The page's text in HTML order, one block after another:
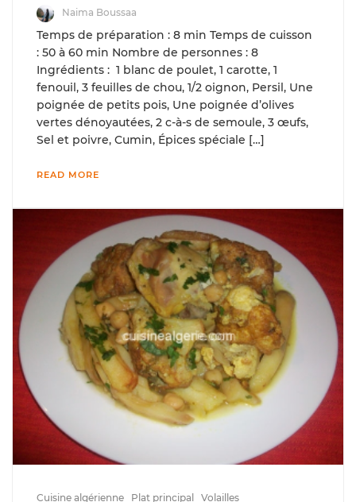
Naima Boussaa
Temps de préparation : 8 min Temps de cuisson
: 50 à 60 min Nombre de personnes : 8
Ingrédients : 1 blanc de poulet, 1 carotte, 1
fenouil, 3 feuilles de chou, 1/2 oignon, Persil, Une
poignée de petits pois, Une poignée d’olives
vertes dénoyautées, 2 c-à-s de semoule, 3 œufs,
Sel et poivre, Cumin, Épices spéciale […]
READ MORE
Cuisine algérienne Plat principal Volailles